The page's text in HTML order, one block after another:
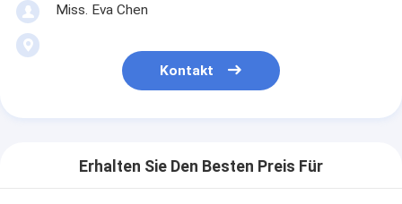
Miss. Eva Chen
Kontakt
Erhalten Sie Den Besten Preis Für